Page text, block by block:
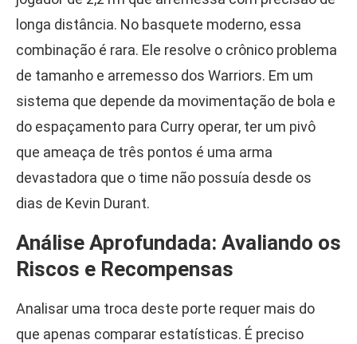
longa distância. No basquete moderno, essa
combinação é rara. Ele resolve o crônico problema
de tamanho e arremesso dos Warriors. Em um
sistema que depende da movimentação de bola e
do espaçamento para Curry operar, ter um pivô
que ameaça de três pontos é uma arma
devastadora que o time não possuía desde os
dias de Kevin Durant.
Análise Aprofundada: Avaliando os
Riscos e Recompensas
Analisar uma troca deste porte requer mais do
que apenas comparar estatísticas. É preciso